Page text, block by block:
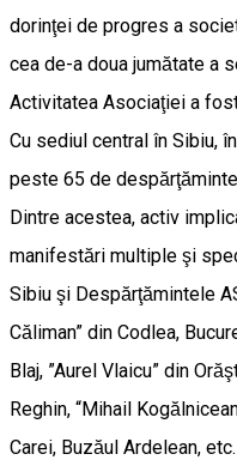
dorinţei de progres a
cea de-a doua jumătate a
Activitatea Asociaţiei a
Cu sediul central în Sibiu,
peste 65 de
Dintre acestea, activ
manifestări multiple şi
Sibiu şi Despărţămintele
Căliman” din Codlea,
Blaj, ”Aurel Vlaicu” din
Reghin, “Mihail
Carei, Buzăul Ardelean, etc.